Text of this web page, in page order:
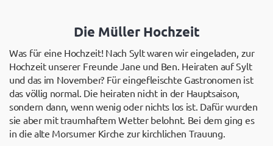
Die Müller Hochzeit
Was für eine Hochzeit! Nach Sylt waren wir eingeladen, zur
Hochzeit unserer Freunde Jane und Ben. Heiraten auf Sylt
und das im November? Für eingefleischte Gastronomen ist
das völlig normal. Die heiraten nicht in der Hauptsaison,
sondern dann, wenn wenig oder nichts los ist. Dafür wurden
sie aber mit traumhaftem Wetter belohnt. Bei dem ging es
in die alte Morsumer Kirche zur kirchlichen Trauung.